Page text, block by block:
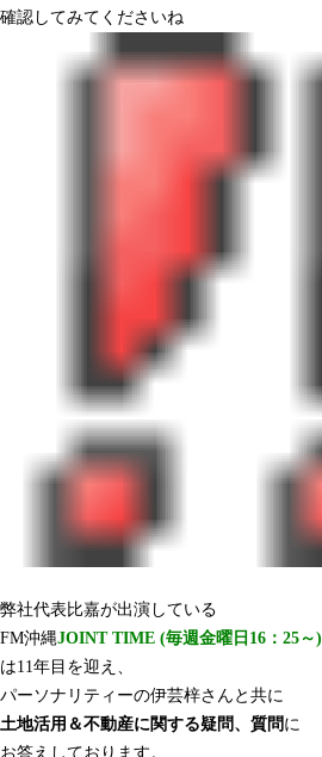
確認してみてくださいね
弊社代表比嘉が出演している
FM沖縄JOINT TIME (毎週金曜日16：25～)
は11年目を迎え、
パーソナリティーの伊芸梓さんと共に
土地活用＆不動産に関する疑問、質問 に
お答えしております。